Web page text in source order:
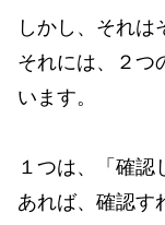
しかし、それは
それには、２つ
います。
１つは、「確認
あれば、確認す